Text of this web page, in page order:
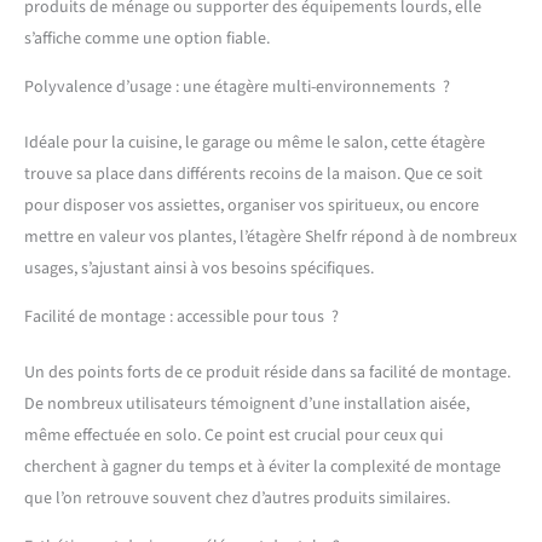
rangement cool -
s'accorde avec blanc, bois
cuisine ou salle de bain :
argenté, chaque chambre
aura un look moderne.
TABLETTES & PIEDS
RÉGLABLES -
Compartimentage
variable - assez de place
pour provisions et
bouteilles. Dans la salle de
de stockage dans le garde-
manger : s'adapte à tous
les murs. PARFAIT POUR
BALCON & JARDIN -
Comme étagère pour
plantes ou support pour
fleurs : idéal pour les
produits de ménage ou supporter des équipements lourds, elle
s’affiche comme une option fiable.
Polyvalence d’usage : une étagère multi-environnements ?
Idéale pour la cuisine, le garage ou même le salon, cette étagère
trouve sa place dans différents recoins de la maison. Que ce soit
pour disposer vos assiettes, organiser vos spiritueux, ou encore
mettre en valeur vos plantes, l’étagère Shelfr répond à de nombreux
usages, s’ajustant ainsi à vos besoins spécifiques.
Facilité de montage : accessible pour tous ?
Un des points forts de ce produit réside dans sa facilité de montage.
De nombreux utilisateurs témoignent d’une installation aisée,
même effectuée en solo. Ce point est crucial pour ceux qui
cherchent à gagner du temps et à éviter la complexité de montage
que l’on retrouve souvent chez d’autres produits similaires.